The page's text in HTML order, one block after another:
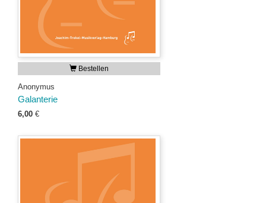
Bestellen
Anonymus
Galanterie
6,00 €